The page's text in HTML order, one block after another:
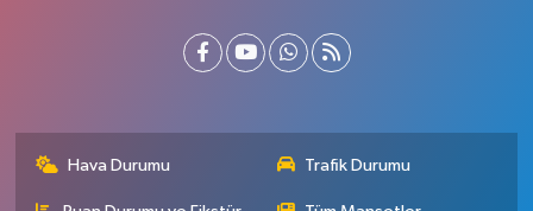
Hava Durumu Trafik Durumu